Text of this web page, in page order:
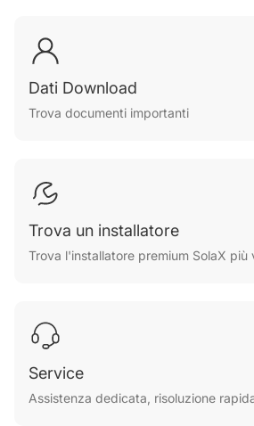
Dati Download
Trova documenti importanti
Trova un installatore
Trova l'installatore premium SolaX più
Service
Assistenza dedicata, risoluzione